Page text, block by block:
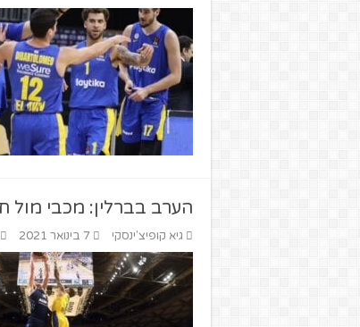
הערב בברלין: מכבי
גיא קופיצ'ינסקי 7 בינואר 2021